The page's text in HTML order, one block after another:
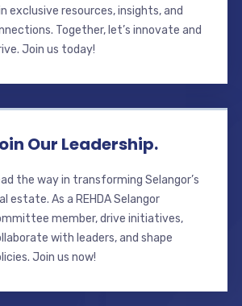
exclusive resources, insights, and
Together, let’s innovate and
Join us today!
Our Leadership.
the way in transforming Selangor’s
estate. As a REHDA Selangor
member, drive initiatives,
with leaders, and shape
Join us now!